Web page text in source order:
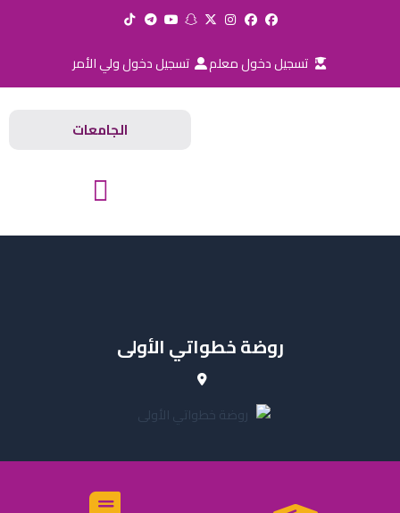
تسجيل دخول معلم تسجيل دخول ولي الأمر
الجامعات
روضة خطواتي الأولى